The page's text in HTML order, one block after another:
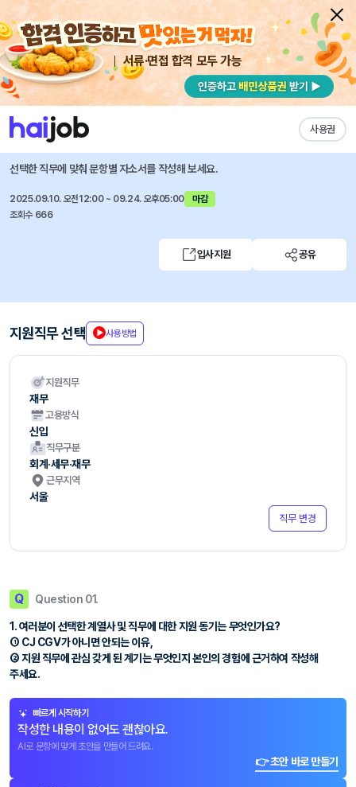
서류·면접 합격 모두 가능
사용권
채용공고 자소서 자유항목 자소서 내 작성목록
CJ CGV 즐겨찾기
2025년 하반기 CJ CGV 신입사원 모집
선택한 직무에 맞춰 문항별 자소서를 작성해 보세요.
2025.09.10. 오전12:00 ~ 09.24. 오후05:00
마감
조회수 666
입사지원 공유
지원직무 선택 사용방법
지원직무
재무
고용방식
신입
직무구분
회계·세무·재무
근무지역
서울
직무 변경
Q Question 01.
1. 여러분이 선택한 계열사 및 직무에 대한 지원 동기는 무엇인가요?
① CJ CGV가 아니면 안되는 이유,
② 지원 직무에 관심 갖게 된 계기는 무엇인지 본인의 경험에 근거하여 작성해
주세요.
빠르게 시작하기
작성한 내용이 없어도 괜찮아요.
AI로 문항에 맞게 초안을 만들어 드려요.
👉 초안 바로 만들기